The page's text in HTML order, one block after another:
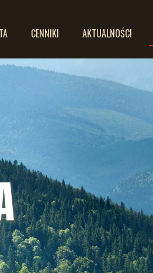
CENNIKI AKTUALNOŚCI